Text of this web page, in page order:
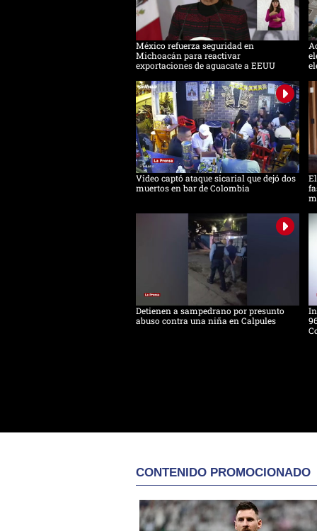
México refuerza seguridad en
Michoacán para reactivar
exportaciones de aguacate a EEUU
Video captó ataque sicarial que dejó dos
muertos en bar de Colombia
Detienen a sampedrano por presunto
abuso contra una niña en Calpules
CONTENIDO PROMOCIONADO